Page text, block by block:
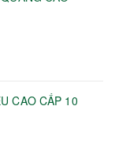
CAO CẤP 10